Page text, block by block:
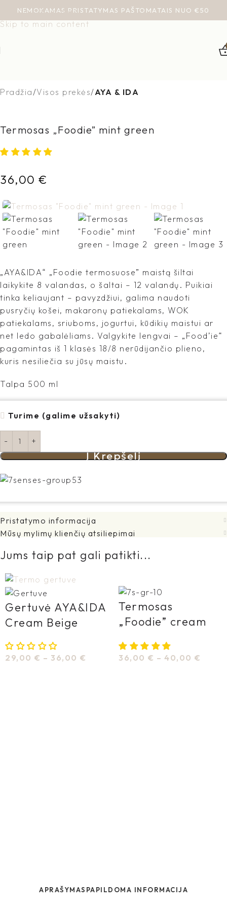
Skip to navigation
Skip to main content
NEMOKAMAS PRISTATYMAS PAŠTOMATAIS NUO €50
Pradžia Visos prekės AYA & IDA
Termosas „Foodie” mint green
36,00 €
„AYA&IDA“ „Foodie termosuose” maistą šiltai
laikykite 8 valandas, o šaltai – 12 valandų. Puikiai
tinka keliaujant – pavyzdžiui, galima naudoti
pusryčių košei, makaronų patiekalams, WOK
patiekalams, sriuboms, jogurtui, kūdikių maistui ar
net ledo gabalėliams. Valgykite lengvai – „Food’ie“
pagamintas iš 1 klasės 18/8 nerūdijančio plieno,
kuris nesiliečia su jūsų maistu.
Talpa 500 ml
Turime (galime užsakyti)
Į Krepšelį
Pristatymo informacija
Mūsų mylimų klienčių atsiliepimai
Jums taip pat gali patikti...
Gertuvė AYA&IDA
Cream Beige
29,00 € – 36,00 €
Termosas
„Foodie” cream
36,00 € – 40,00 €
APRAŠYMAS PAPILDOMA INFORMACIJA